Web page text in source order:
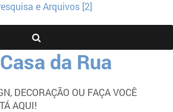
e Arquivos [2]
da Rua
DECORAÇÃO OU FAÇA VOCÊ
AQUI!